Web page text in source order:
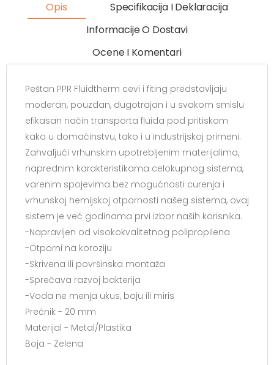
Opis
Specifikacija I Deklaracija
Informacije O Dostavi
Ocene I Komentari
Peštan PPR Fluidtherm cevi i fiting predstavljaju
moderan, pouzdan, dugotrajan i u svakom smislu
efikasan način transporta fluida pod pritiskom
kako u domaćinstvu, tako i u industrijskoj primeni.
Zahvaljući vrhunskim upotrebljenim materijalima,
naprednim karakteristikama celokupnog sistema,
varenim spojevima bez mogućnosti curenja i
vrhunskoj hemijskoj otpornosti našeg sistema, ovaj
sistem je već godinama prvi izbor naših korisnika.
-Napravljen od visokokvalitetnog polipropilena
-Otporni na koroziju
-Skrivena ili površinska montaža
-Sprečava razvoj bakterija
-Voda ne menja ukus, boju ili miris
Prečnik - 20 mm
Materijal - Metal/Plastika
Boja - Zelena